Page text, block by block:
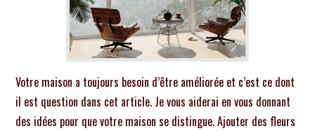
Votre maison a toujours besoin d’être améliorée et c’est ce dont
il est question dans cet article. Je vous aiderai en vous donnant
des idées pour que votre maison se distingue. Ajouter des fleurs